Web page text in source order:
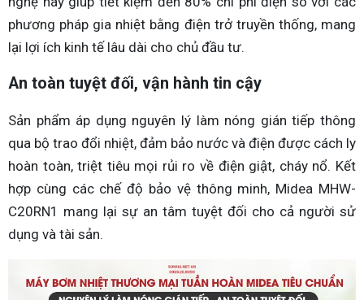
phương pháp gia nhiệt bằng điện trở truyền thống, mang
lại lợi ích kinh tế lâu dài cho chủ đầu tư.
An toàn tuyệt đối, vận hành tin cậy
Sản phẩm áp dụng nguyên lý làm nóng gián tiếp thông
qua bộ trao đổi nhiệt, đảm bảo nước và điện được cách ly
hoàn toàn, triệt tiêu mọi rủi ro về điện giật, cháy nổ. Kết
hợp cùng các chế độ bảo vệ thông minh, Midea MHW-
C20RN1 mang lại sự an tâm tuyệt đối cho cả người sử
dụng và tài sản.